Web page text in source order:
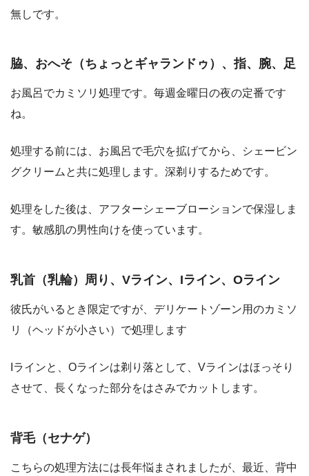
無しです。
脇、おへそ（ちょっとギャランドゥ）、指、腕、足
お風呂でカミソリ処理です。毎週金曜日の夜の定番です
ね。
処理する前には、お風呂で毛穴を拡げてから、シェービン
グクリームと共に処理します。深剃りするためです。
処理をした後は、アフターシェーブローションで保湿しま
す。敏感肌の男性向けを使っています。
乳首（乳輪）周り、Vライン、Iライン、Oライン
彼氏がいるとき限定ですが、デリケートゾーン用のカミソ
リ（ヘッドが小さい）で処理します
Iラインと、Oラインは剃り落として、Vラインはほっそり
させて、長くなった部分をはさみでカットします。
背毛（セナゲ）
こちらの処理方法には長年悩まされましたが、最近、背中